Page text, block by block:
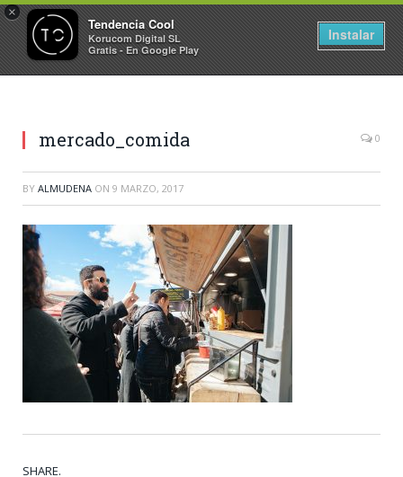
×
Tendencia Cool
Korucom Digital SL
Gratis - En Google Play
Instalar
mercado_comida 0
BY ALMUDENA ON 9 MARZO, 2017
SHARE.